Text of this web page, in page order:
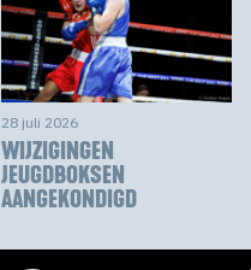
28 juli 2026
WIJZIGINGEN
JEUGDBOKSEN
AANGEKONDIGD